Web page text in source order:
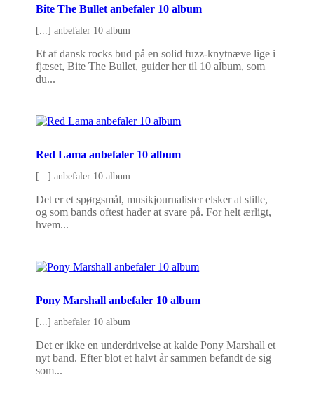
Bite The Bullet anbefaler 10 album
[...] anbefaler 10 album
Et af dansk rocks bud på en solid fuzz-knytnæve lige i
fjæset, Bite The Bullet, guider her til 10 album, som
du...
Red Lama anbefaler 10 album
[...] anbefaler 10 album
Det er et spørgsmål, musikjournalister elsker at stille,
og som bands oftest hader at svare på. For helt ærligt,
hvem...
Pony Marshall anbefaler 10 album
[...] anbefaler 10 album
Det er ikke en underdrivelse at kalde Pony Marshall et
nyt band. Efter blot et halvt år sammen befandt de sig
som...